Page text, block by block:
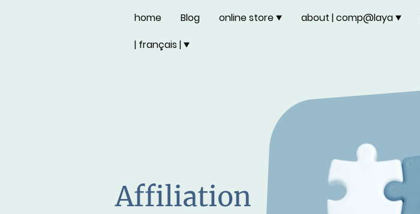
home Blog online store about | comp@laya
| français |
Affiliation